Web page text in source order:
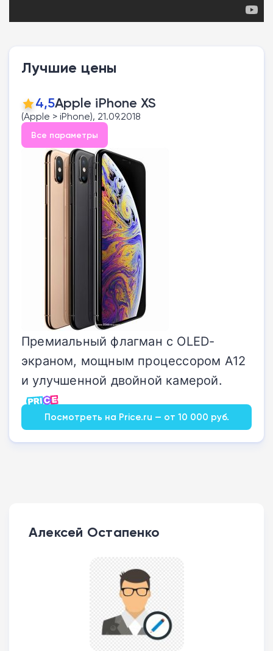
Лучшие цены
4,5Apple iPhone XS
(Apple > iPhone), 21.09.2018
Все параметры
Премиальный флагман с OLED-
экраном, мощным процессором A12
и улучшенной двойной камерой.
Посмотреть на Price.ru — от 10 000 руб.
Алексей Остапенко